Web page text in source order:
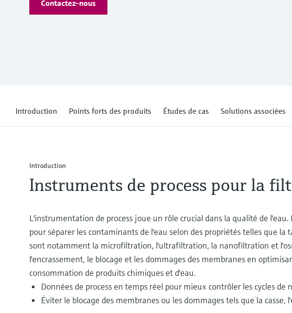
Contactez-nous
Introduction Points forts des produits Études de cas Solutions associées
Introduction
Instruments de process pour la
L'instrumentation de process joue un rôle crucial dans la qualité de
pour séparer les contaminants de l'eau selon des propriétés telles que
sont notamment la microfiltration, l'ultrafiltration, la nanofiltration et
l'encrassement, le blocage et les dommages des membranes en
consommation de produits chimiques et d'eau.
Données de process en temps réel pour mieux contrôler les cycles de
Éviter le blocage des membranes ou les dommages tels que la